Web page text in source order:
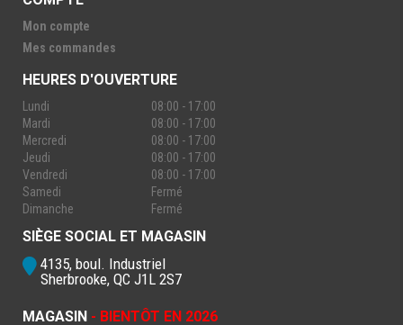
Mon compte
Mes commandes
HEURES D'OUVERTURE
Lundi
08:00 - 17:00
Mardi
08:00 - 17:00
Mercredi
08:00 - 17:00
Jeudi
08:00 - 17:00
Vendredi
08:00 - 17:00
Samedi
Fermé
Dimanche
Fermé
SIÈGE SOCIAL ET MAGASIN
4135, boul. Industriel
Sherbrooke, QC J1L 2S7
MAGASIN - BIENTÔT EN 2026